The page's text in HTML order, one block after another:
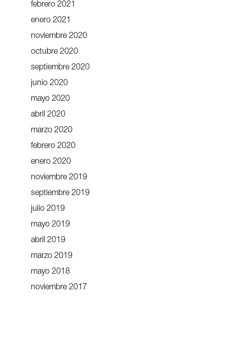
febrero 2021
enero 2021
noviembre 2020
octubre 2020
septiembre 2020
junio 2020
mayo 2020
abril 2020
marzo 2020
febrero 2020
enero 2020
noviembre 2019
septiembre 2019
julio 2019
mayo 2019
abril 2019
marzo 2019
mayo 2018
noviembre 2017